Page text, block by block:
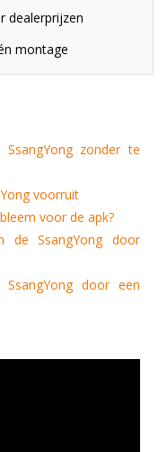
dealerprijzen
montage
zonder te
voorruit
voor de apk?
de SsangYong door
door een